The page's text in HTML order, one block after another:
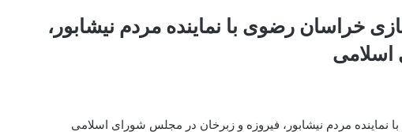
خراسان رضوی با نماینده مردم نیشابور،
اسلامی
مردم نیشابور، فیروزه و زبرخان در مجلس شورای اسلامی